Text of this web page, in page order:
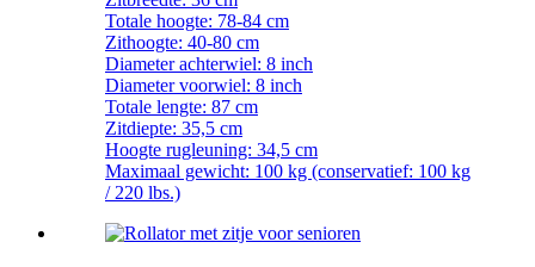
Totale hoogte: 78-84 cm
Zithoogte: 40-80 cm
Diameter achterwiel: 8 inch
Diameter voorwiel: 8 inch
Totale lengte: 87 cm
Zitdiepte: 35,5 cm
Hoogte rugleuning: 34,5 cm
Maximaal gewicht: 100 kg (conservatief: 100 kg
/ 220 lbs.)